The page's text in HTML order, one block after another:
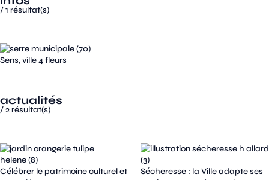
/1 résultat(s)
Sens, ville 4 fleurs
actualités
/2résultat(s)
Célébrer le patrimoine culturel et
Sécheresse : la Ville adapte ses